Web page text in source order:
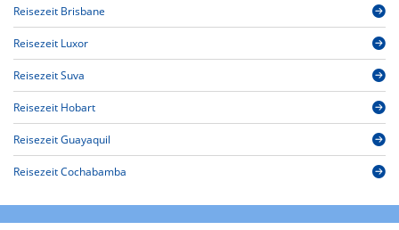
Reisezeit Brisbane
Reisezeit Luxor
Reisezeit Suva
Reisezeit Hobart
Reisezeit Guayaquil
Reisezeit Cochabamba